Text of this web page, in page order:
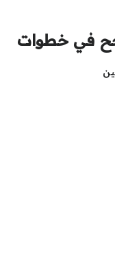
في خطوات